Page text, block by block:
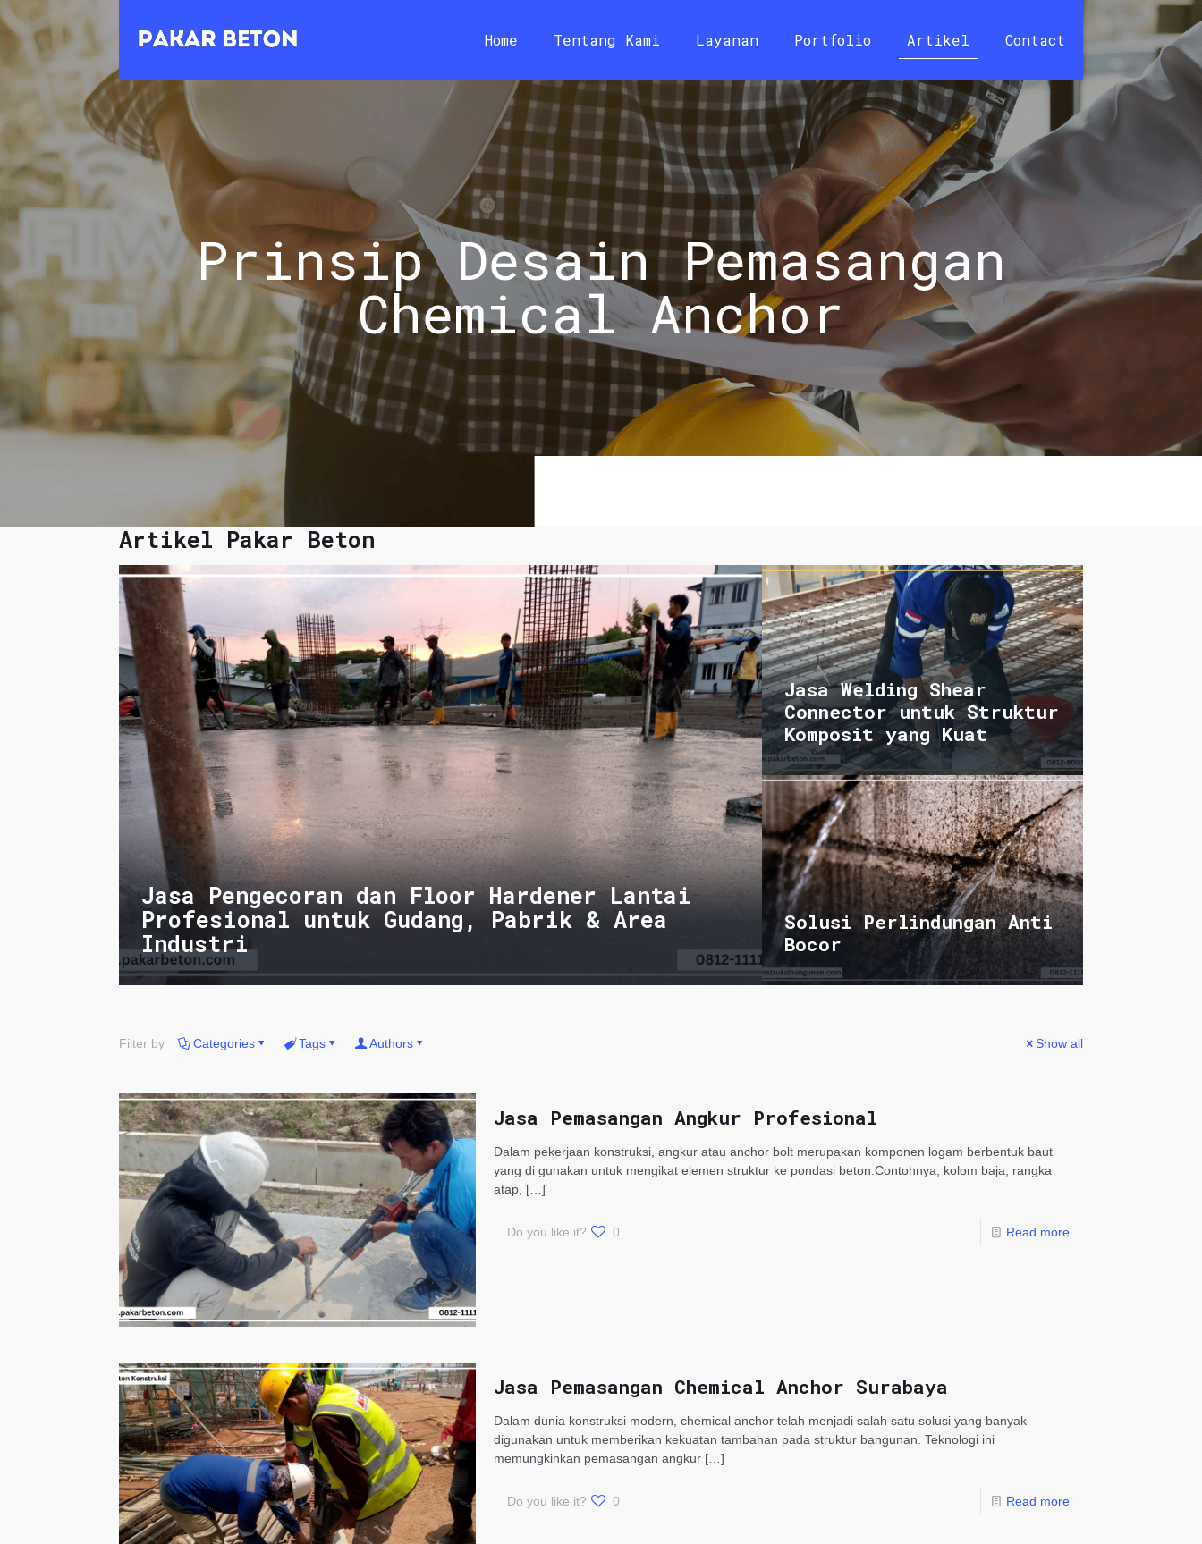
Home Tentang Kami Layanan Portfolio Artikel Contact
Prinsip Desain Pemasangan
Chemical Anchor
Artikel Pakar Beton
Jasa Pengecoran dan Floor Hardener Lantai
Profesional untuk Gudang, Pabrik & Area
Industri
Jasa Welding Shear
Connector untuk Struktur
Komposit yang Kuat
Solusi Perlindungan Anti
Bocor
Filter by Categories Tags Authors Show all
Jasa Pemasangan Angkur Profesional
Dalam pekerjaan konstruksi, angkur atau anchor bolt merupakan komponen logam berbentuk baut
yang di gunakan untuk mengikat elemen struktur ke pondasi beton.Contohnya, kolom baja, rangka
atap, […]
Do you like it? 0 Read more
Jasa Pemasangan Chemical Anchor Surabaya
Dalam dunia konstruksi modern, chemical anchor telah menjadi salah satu solusi yang banyak
digunakan untuk memberikan kekuatan tambahan pada struktur bangunan. Teknologi ini
memungkinkan pemasangan angkur[…]
Do you like it? 0 Read more